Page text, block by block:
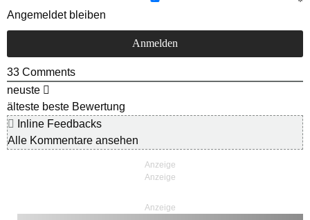
Angemeldet bleiben
33 Comments
neuste
älteste beste Bewertung
Inline Feedbacks
Alle Kommentare ansehen
Anzeige